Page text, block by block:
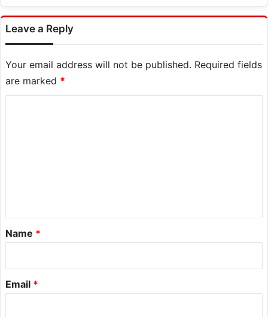
Leave a Reply
Your email address will not be published. Required fields
are marked *
*
Name *
Email *